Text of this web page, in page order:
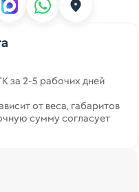
за 2-5 рабочих дней
от веса, габаритов
сумму согласует